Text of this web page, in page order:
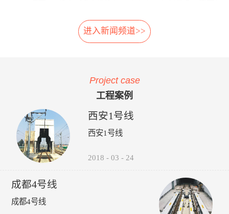
化，合理的优化了人、财、物
资源。 项目案例与客户反
艺文件的执行力度，通过全貌
化、公开化、信息化系统自动
评价、月报分析，加强了员工
的检修责任心以来，其车辆检
修的运营故障（正线故障）呈
下降趋势（↓14%），而自检
（↑35%），效果如下图所
间长了，车辆多了，管理就跟
不上了，人员变动，对维修维
护工作影响很大，而诺丽科技
的运行参数进行检测。并具有
对检测出的超标数据进行自动
主要功能如下：当电动列车在
线运行时，系统对弓网运行情
况实时监测，对受电弓拉弧、
受电弓弓头异常、羊角变形、
碳滑板磨耗、受电弓硬点冲
击、弓网温度、接触网磨耗、
接触网几何参数进行检测，对
接触网的悬挂部件异常状态进
行智能识别。并具有对检测出
数据和图像进行无线传输、记
录、分析、判断、评价功能。
需人工分析，系统自动出具智
能分析结果，提供检修月报，
析、轨道异常分析等。 5、
自动方案:根据月报分析结
果，系统自动出具维修方案建
议，包括:厂家选型建议、轮
时机建议轨道打磨建议、轮对
润滑建议。 6、图形化:所
验证，可通过轮录像及照片，
自动采集、分析、计算、传输
通信功能，探测站实现无人值
守。2、自动检测通过车辆的
起，气氛热烈喜庆，董事长朱晓东为舞狮点睛，为整个活动增添
了浓郁的传统韵味和欢快氛围。 随后，公司领导与嘉宾们一
进入新闻频道>>
Project case
工程案例
西安1号线
西安1号线
2018 - 03 - 24
成都4号线
成都4号线